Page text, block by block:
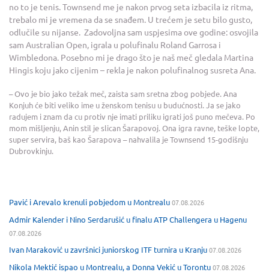
no to je tenis. Townsend me je nakon prvog seta izbacila iz ritma,
trebalo mi je vremena da se snađem. U trećem je setu bilo gusto,
odlučile su nijanse. Zadovoljna sam uspjesima ove godine: osvojila
sam Australian Open, igrala u polufinalu Roland Garrosa i
Wimbledona. Posebno mi je drago što je naš meč gledala Martina
Hingis koju jako cijenim – rekla je nakon polufinalnog susreta Ana.
– Ovo je bio jako težak meč, zaista sam sretna zbog pobjede. Ana
Konjuh će biti veliko ime u ženskom tenisu u budućnosti. Ja se jako
radujem i znam da cu protiv nje imati priliku igrati još puno mečeva. Po
mom mišljenju, Anin stil je slican Šarapovoj. Ona igra ravne, teške lopte,
super servira, baš kao Šarapova – nahvalila je Townsend 15-godišnju
Dubrovkinju.
Pavić i Arevalo krenuli pobjedom u Montrealu07.08.2026
Admir Kalender i Nino Serdarušić u finalu ATP Challengera u Hagenu
07.08.2026
Ivan Maraković u završnici juniorskog ITF turnira u Kranju07.08.2026
Nikola Mektić ispao u Montrealu, a Donna Vekić u Torontu07.08.2026